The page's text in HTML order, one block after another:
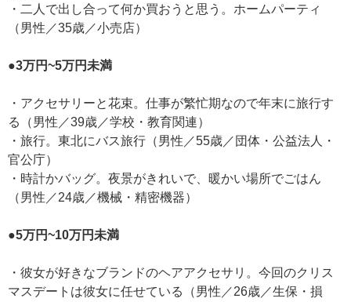
・二人で出し合って何か買おうと思う。ホームパーティ
（男性／35歳／小売店）
●3万円~5万円未満
・アクセサリーと花束。仕事が繁忙期なので年末に旅行す
る（男性／39歳／学校・教育関連）
・旅行。東北にバス旅行（男性／55歳／団体・公益法人・
官公庁）
・時計かバッグ。夜景がきれいで、暖かい場所でごはん
（男性／24歳／機械・精密機器）
●5万円~10万円未満
・彼女が好きなブランドのヘアアクセサリ。今回のクリス
マスデートは彼女に任せている（男性／26歳／生保・損